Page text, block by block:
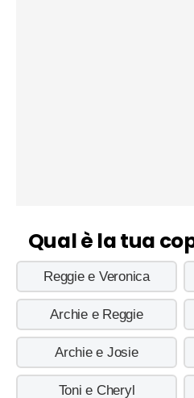
Qual è la tua
Reggie e Veronica
Archie e Reggie
Archie e Josie
Toni e Cheryl